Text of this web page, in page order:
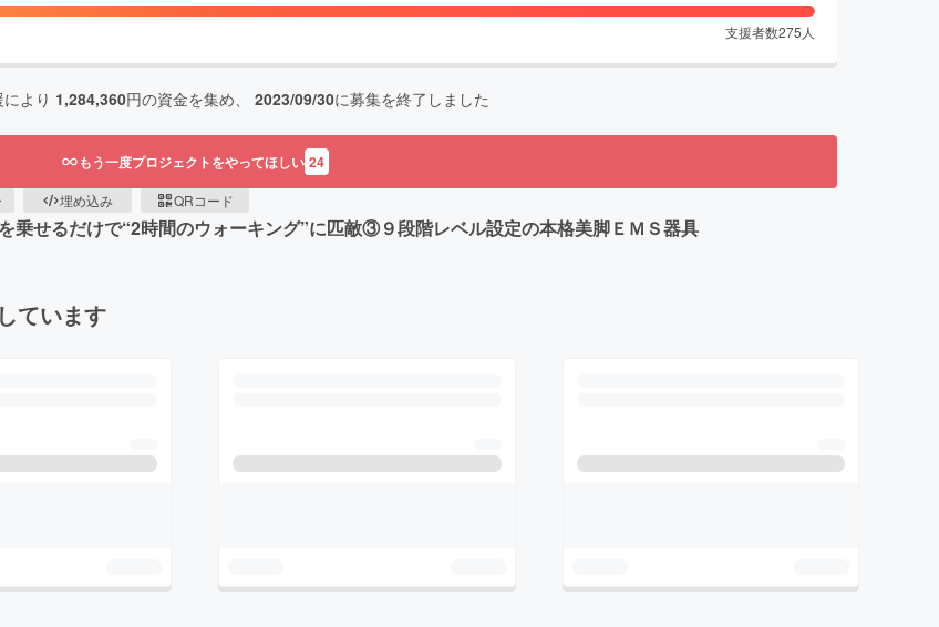
支援者数275 人
より 1,284,360円の資金を集め、 2023/09/30に募集を終了しました
もう一度プロジェクトをやってほしい 24
埋め込み QRコード
せるだけで“2時間のウォーキング”に匹敵③９段階レベル設定の本格美脚ＥＭＳ器具
ています